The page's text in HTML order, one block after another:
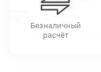
Безналичный
расчёт